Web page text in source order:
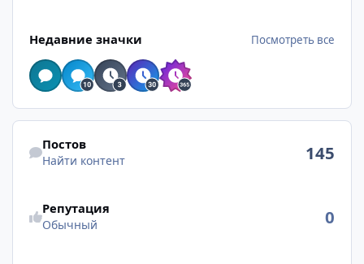
Недавние значки Посмотреть все
Найти контент
Постов
Найти контент 145
Репутация
Обычный 0